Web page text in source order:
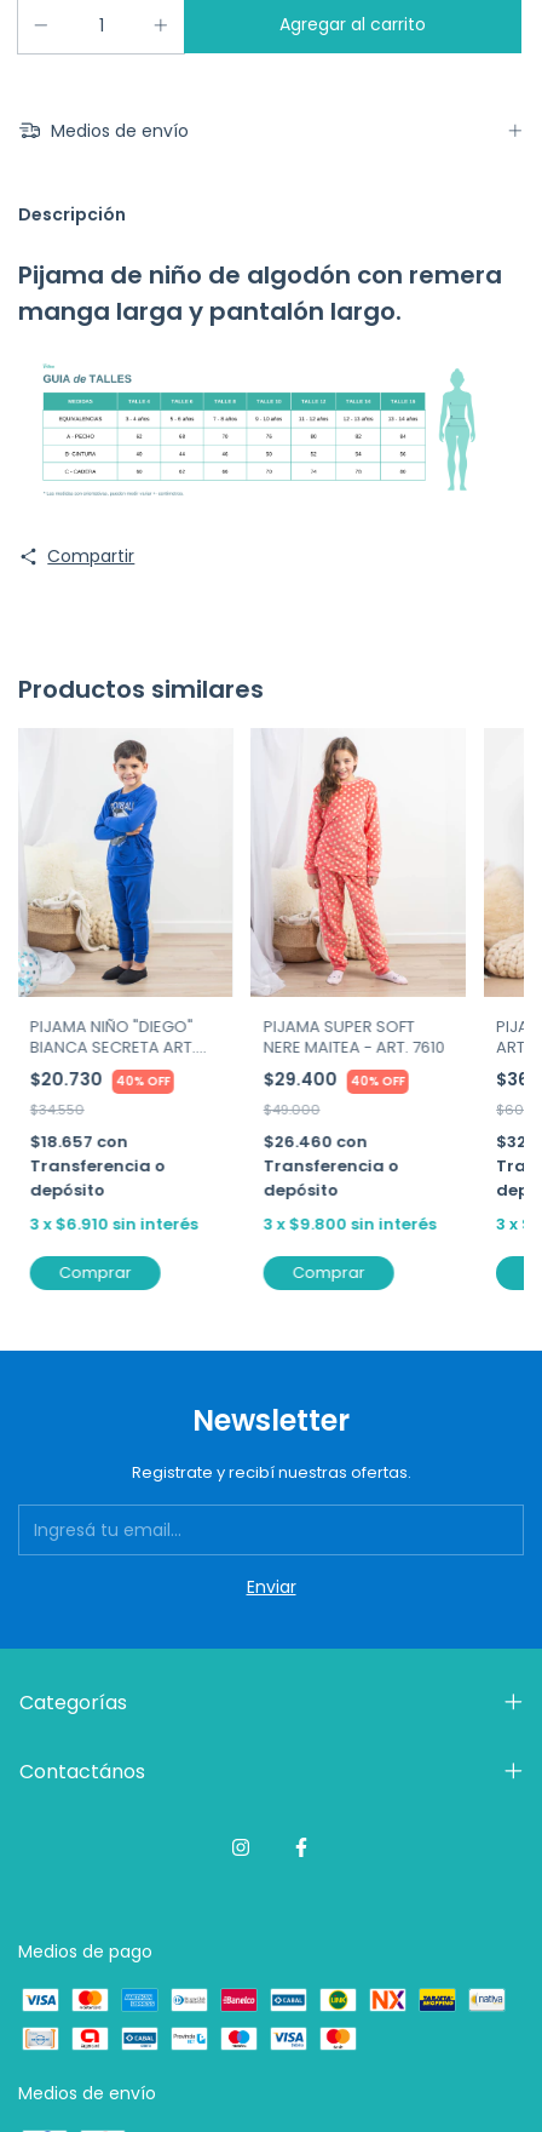
Medios de envío
Descripción
Pijama de niño de algodón con remera
manga larga y pantalón largo.
Compartir
Productos similares
PIJAMA NIÑO "DIEGO"
BIANCA SECRETA ART.
25560
$20.730 40% OFF
$34.550
$18.657 con
Transferencia o
depósito
3 x$6.910 sin interés
Comprar
PIJAMA SUPER SOFT
NERE MAITEA - ART. 7610
$29.400 40% OFF
$49.000
$26.460 con
Transferencia o
depósito
3x$9.800 sin interés
Comprar
ART.
3 x
Newsletter
Registrate y recibí nuestras ofertas.
Categorías
Contactános
Medios de pago
Medios de envío